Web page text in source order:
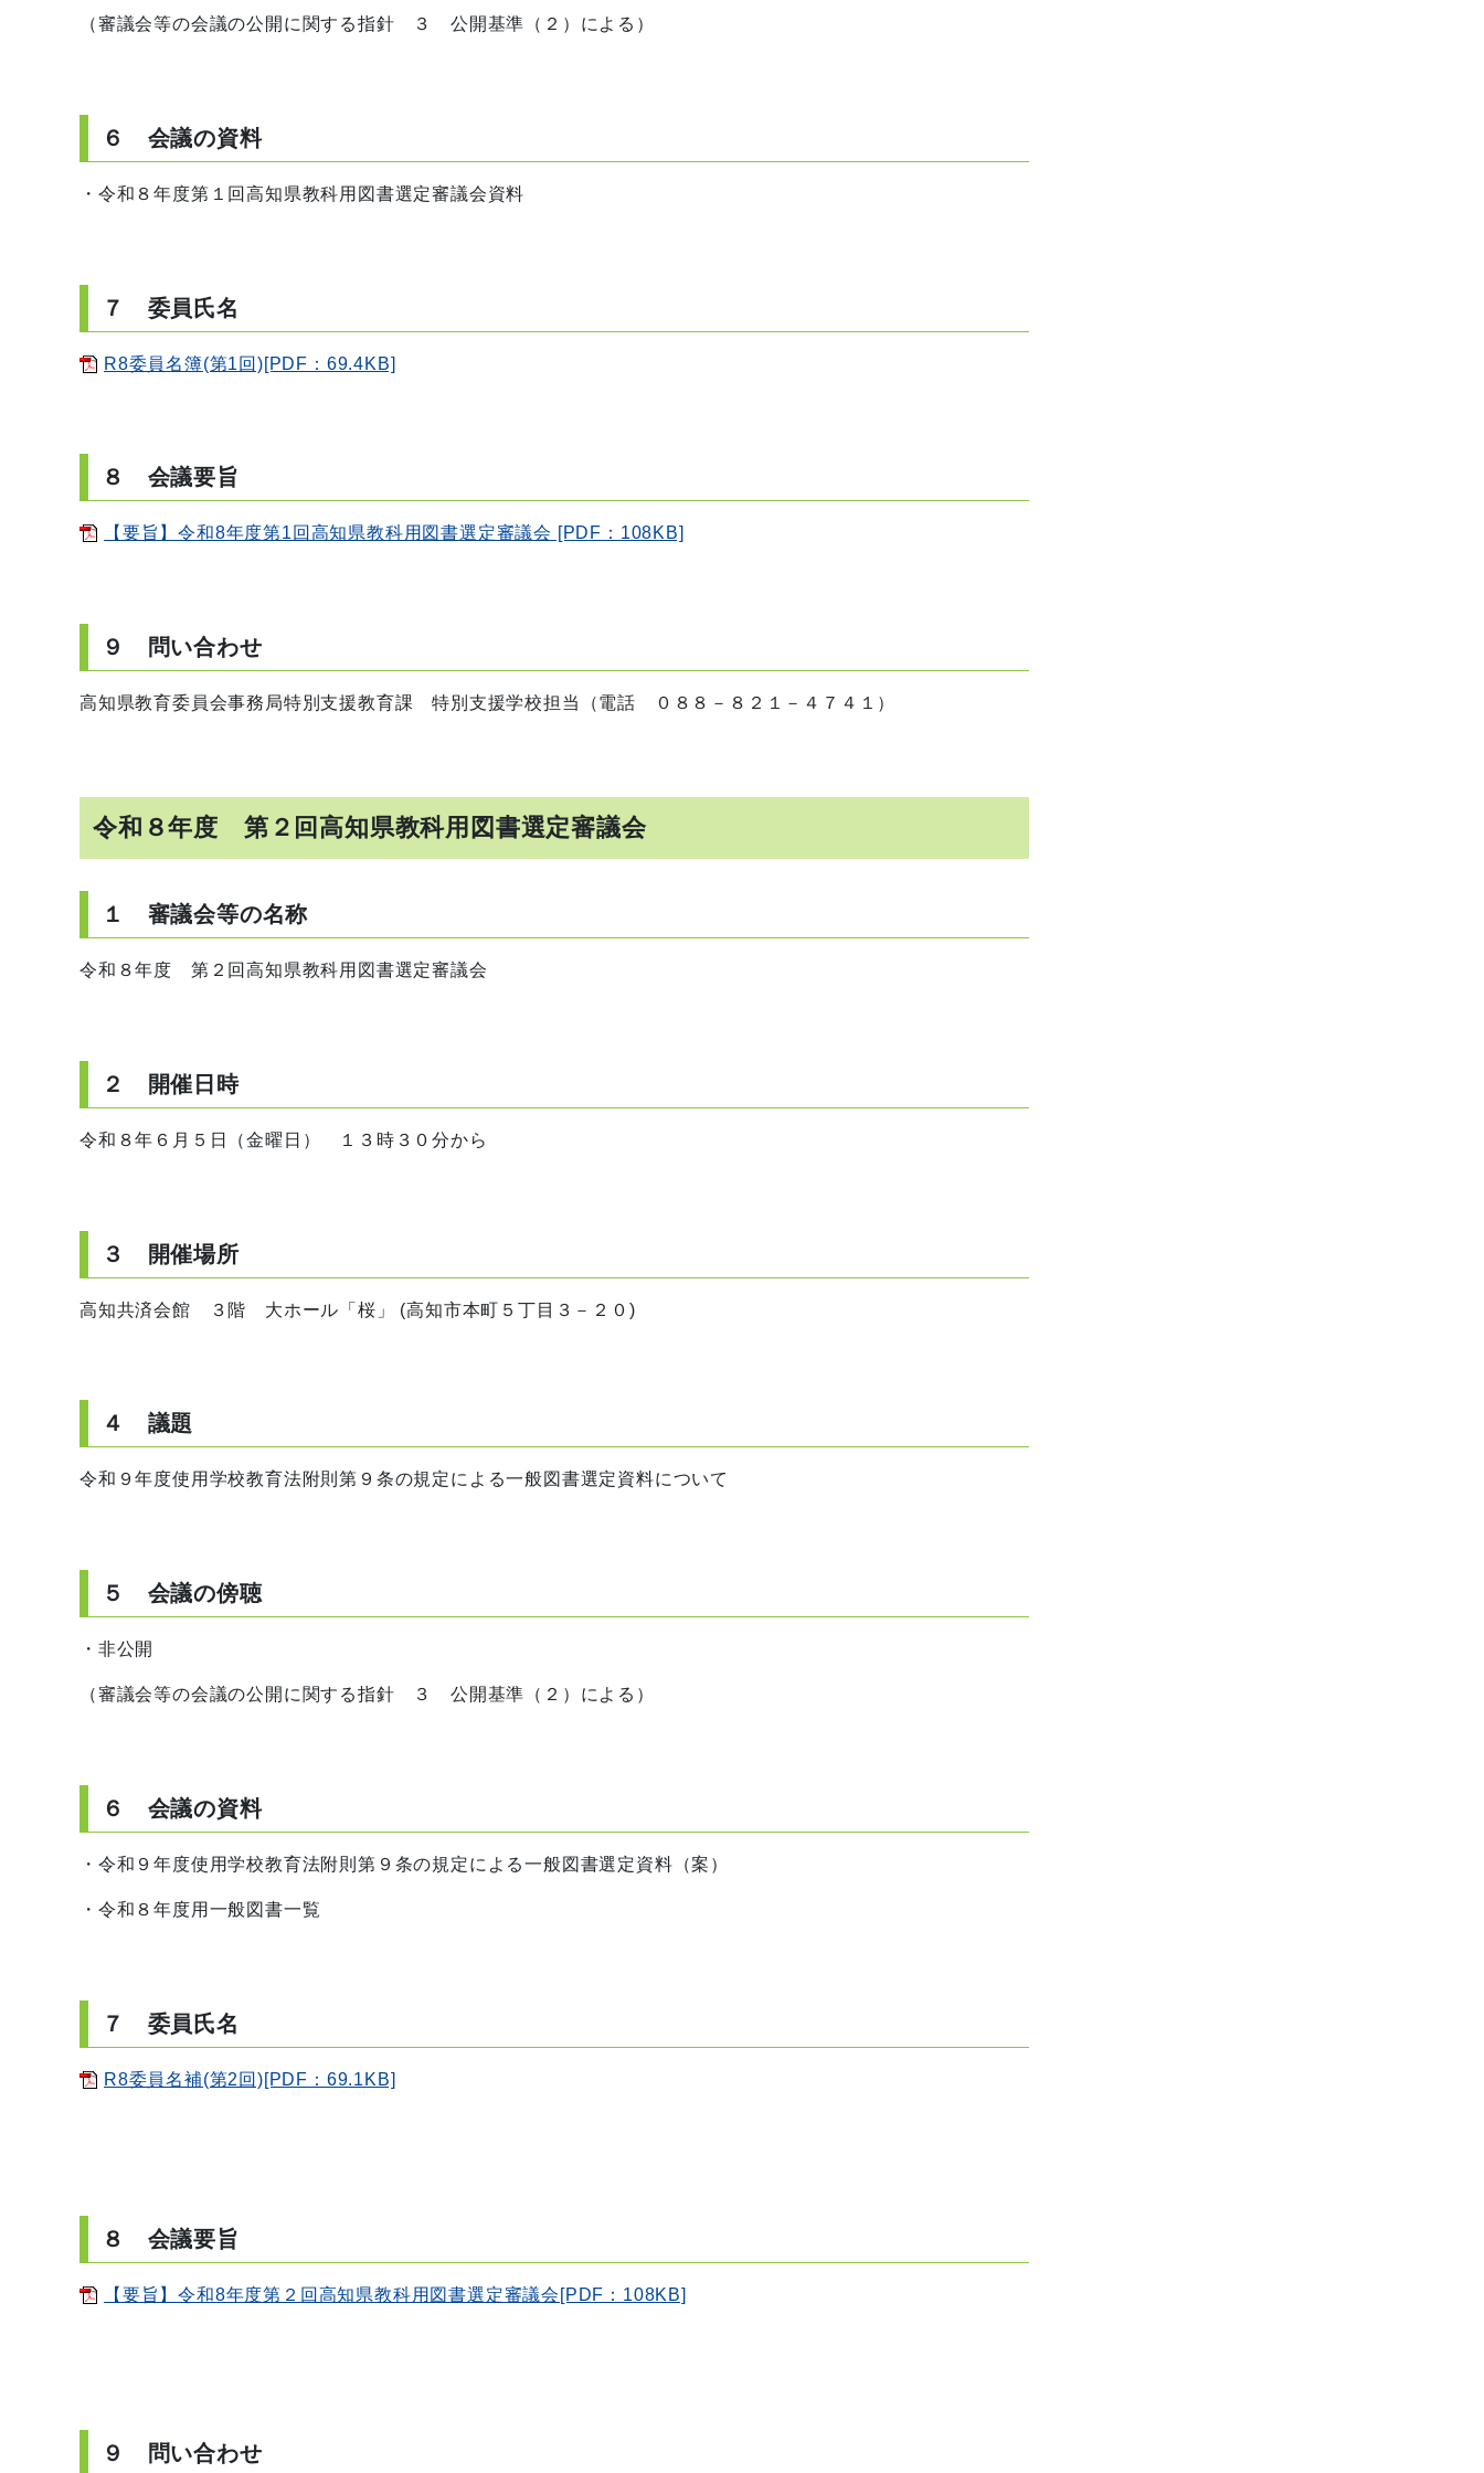
（審議会等の会議の公開に関する指針 ３ 公開基準（２）による）
６ 会議の資料
・令和８年度第１回高知県教科用図書選定審議会資料
７ 委員氏名
R8委員名簿(第1回)[PDF：69.4KB]
８ 会議要旨
【要旨】令和8年度第1回高知県教科用図書選定審議会 [PDF：108KB]
９ 問い合わせ
高知県教育委員会事務局特別支援教育課 特別支援学校担当（電話 ０８８－８２１－４７４１）
令和８年度 第２回高知県教科用図書選定審議会
１ 審議会等の名称
令和８年度 第２回高知県教科用図書選定審議会
２ 開催日時
令和８年６月５日（金曜日） １３時３０分から
３ 開催場所
高知共済会館 ３階 大ホール「桜」 (高知市本町５丁目３－２０)
４ 議題
令和９年度使用学校教育法附則第９条の規定による一般図書選定資料について
５ 会議の傍聴
・非公開
（審議会等の会議の公開に関する指針 ３ 公開基準（２）による）
６ 会議の資料
・令和９年度使用学校教育法附則第９条の規定による一般図書選定資料（案）
・令和８年度用一般図書一覧
７ 委員氏名
R8委員名補(第2回)[PDF：69.1KB]
８ 会議要旨
【要旨】令和8年度第２回高知県教科用図書選定審議会[PDF：108KB]
９ 問い合わせ